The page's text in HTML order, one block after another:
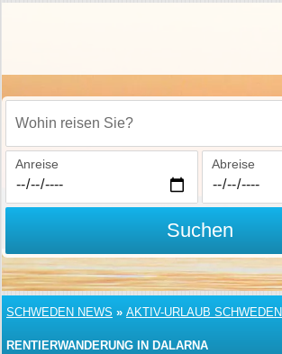
Wohin reisen Sie?
Anreise Abreise
Suchen
SCHWEDEN NEWS » AKTIV-URLAUB SCHWEDEN
RENTIERWANDERUNG IN DALARNA